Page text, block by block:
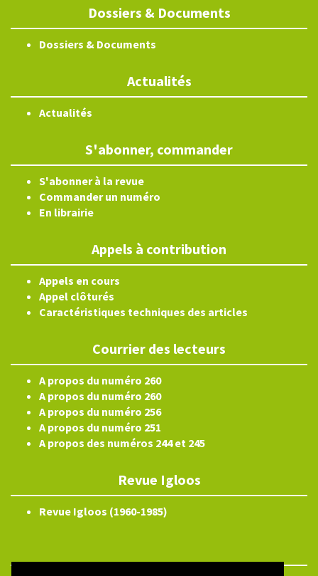
Dossiers & Documents
Dossiers & Documents
Actualités
Actualités
S'abonner, commander
S'abonner à la revue
Commander un numéro
En librairie
Appels à contribution
Appels en cours
Appel clôturés
Caractéristiques techniques des articles
Courrier des lecteurs
A propos du numéro 260
A propos du numéro 260
A propos du numéro 256
A propos du numéro 251
A propos des numéros 244 et 245
Revue Igloos
Revue Igloos (1960-1985)